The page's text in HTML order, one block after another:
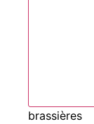
brassières